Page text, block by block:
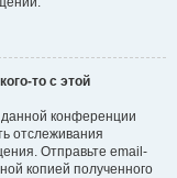
то с этой
конференции
отслеживания
Отправьте email-
копией полученного